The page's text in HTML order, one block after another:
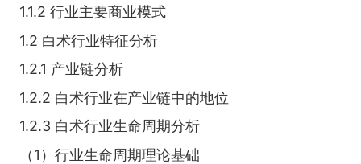
1.1.2 行业主要商业模式
1.2 白术行业特征分析
1.2.1 产业链分析
1.2.2 白术行业在产业链中的地位
1.2.3 白术行业生命周期分析
（1）行业生命周期理论基础